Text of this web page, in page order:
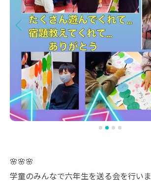
🌸🌸🌸
学童のみんなで六年生を送る会を行い